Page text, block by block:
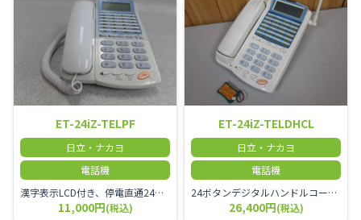
ET-24iZ-TELPF
日立・ナカヨ
電話機
漢字表示LCD付き、停電直通24ボタンアナログ停電用電話機
11,000円(税込)
ET-24iZ-TELDHCL
日立・ナカヨ
電話機
24ボタンデジタルハンドルコードレス電話機
26,400円(税込)